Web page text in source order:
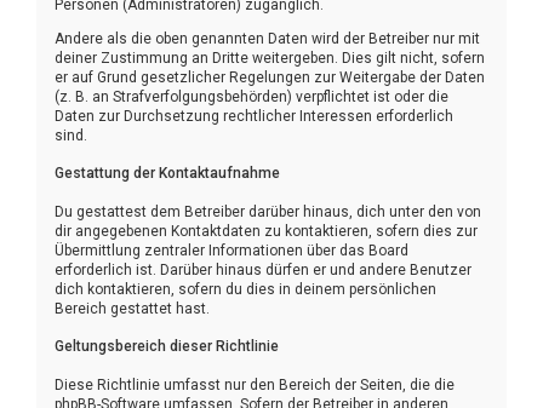
Personen (Administratoren) zugänglich.
Andere als die oben genannten Daten wird der Betreiber nur mit
deiner Zustimmung an Dritte weitergeben. Dies gilt nicht, sofern
er auf Grund gesetzlicher Regelungen zur Weitergabe der Daten
(z. B. an Strafverfolgungsbehörden) verpflichtet ist oder die
Daten zur Durchsetzung rechtlicher Interessen erforderlich
sind.
Gestattung der Kontaktaufnahme
Du gestattest dem Betreiber darüber hinaus, dich unter den von
dir angegebenen Kontaktdaten zu kontaktieren, sofern dies zur
Übermittlung zentraler Informationen über das Board
erforderlich ist. Darüber hinaus dürfen er und andere Benutzer
dich kontaktieren, sofern du dies in deinem persönlichen
Bereich gestattet hast.
Geltungsbereich dieser Richtlinie
Diese Richtlinie umfasst nur den Bereich der Seiten, die die